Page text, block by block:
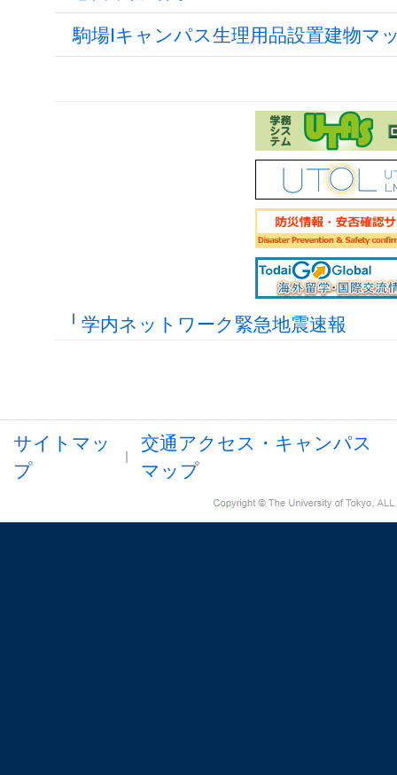
駒場Ⅰキャンパス生理用品設置建物マ
学内ネットワーク緊急地震速報
サイトマッ
プ
交通アクセス・キャンパス
マップ